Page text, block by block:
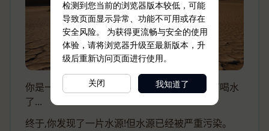
检测到您当前的浏览器版本较低，可能
导致页面显示异常、功能不可用或存在
安全风险。 为获得更流畅与安全的使用
体验，请将浏览器升级至最新版本，升
级后重新访问页面进行使用。
关闭 我知道了